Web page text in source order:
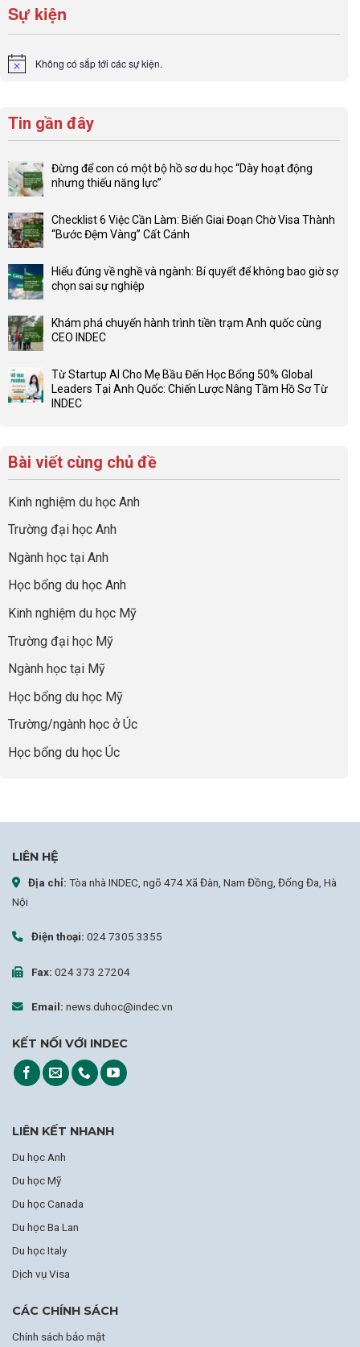
Sự kiện
Notice Không có sắp tới các sự kiện.
Tin gần đây
Đừng để con có một bộ hồ sơ du học “Dày hoạt động
nhưng thiếu năng lực”
bình
luận
Đừng
để
một
bộ
sơ
du
học
nhưng
thiếu
lực”
Checklist 6 Việc Cần Làm: Biến Giai Đoạn Chờ Visa Thành
“Bước Đệm Vàng” Cất Cánh
bình
luận
Checklist
6
Làm:
Biến
Giai
Thành
“Bước
Vàng”
Cất
Cánh
Hiểu đúng về nghề và ngành: Bí quyết để không bao giờ sợ
chọn sai sự nghiệp
bình
luận
Hiểu
đúng
về
Bí
quyết
không
giờ
chọn
sự
Khám phá chuyến hành trình tiền trạm Anh quốc cùng
CEO INDEC
bình
luận
ở
hành
trình
tiền
trạm
Anh
quốc
cùng
CEO
INDEC
Từ Startup AI Cho Mẹ Bầu Đến Học Bổng 50% Global
Leaders Tại Anh Quốc: Chiến Lược Nâng Tầm Hồ Sơ Từ
INDEC
luận
Startup
Cho
Bầu
Học
50%
Global
Leaders
Anh
Quốc:
Chiến
Lược
Nâng
Tầm
Bài viết cùng chủ đề
Kinh nghiệm du học Anh
Trường đại học Anh
Ngành học tại Anh
Học bổng du học Anh
Kinh nghiệm du học Mỹ
Trường đại học Mỹ
Ngành học tại Mỹ
Học bổng du học Mỹ
Trường/ngành học ở Úc
Học bổng du học Úc
LIÊN HỆ
Địa chỉ: Tòa nhà INDEC, ngõ 474 Xã Đàn, Nam Đồng, Đống Đa, Hà
Nội
Điện thoại: 024 7305 3355
Fax: 024 373 27204
Email: news.duhoc@indec.vn
KẾT NỐI VỚI INDEC
LIÊN KẾT NHANH
Du học Anh
Du học Mỹ
Du học Canada
Du học Ba Lan
Du học Italy
Dịch vụ Visa
CÁC CHÍNH SÁCH
Chính sách bảo mật